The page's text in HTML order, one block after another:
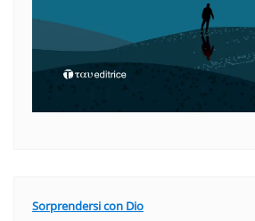
Sorprendersi con Dio